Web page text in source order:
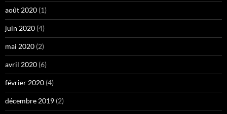
août 2020 (1)
juin 2020 (4)
mai 2020 (2)
avril 2020 (6)
février 2020 (4)
décembre 2019 (2)